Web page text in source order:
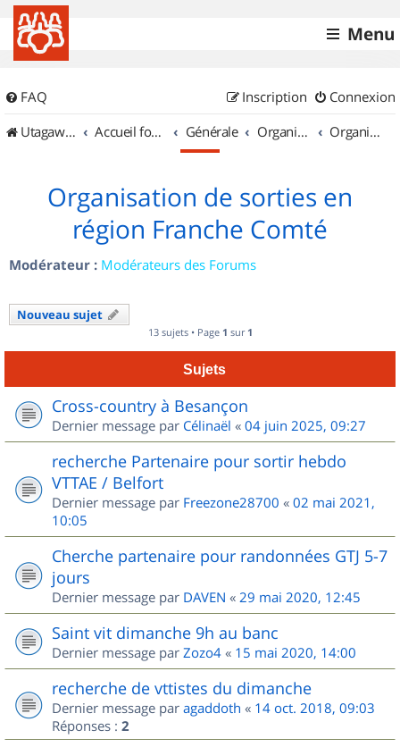
Menu
FAQ Connexion
Inscription
UtagawaVTT (Randos VTT et VTTAE avec traces GPS)
Accueil forum Générale Organisation de sorties & Recherche de partenaires Organisation de sorties en région Franche Comté
Organisation de sorties en
région Franche Comté
Modérateur : Modérateurs des Forums
Nouveau sujet
13 sujets • Page 1 sur 1
Sujets
Cross-country à Besançon
Dernier message par Célinaël « 04 juin 2025, 09:27
recherche Partenaire pour sortir hebdo
VTTAE / Belfort
Dernier message par Freezone28700 « 02 mai 2021,
10:05
Cherche partenaire pour randonnées GTJ 5-7
jours
Dernier message par DAVEN « 29 mai 2020, 12:45
Saint vit dimanche 9h au banc
Dernier message par Zozo4 « 15 mai 2020, 14:00
recherche de vttistes du dimanche
Dernier message par agaddoth « 14 oct. 2018, 09:03
Réponses : 2